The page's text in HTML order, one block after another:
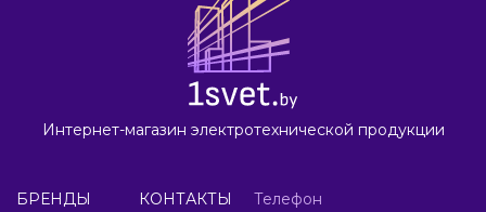
Интернет-магазин электротехнической продукции
БРЕНДЫ КОНТАКТЫ
Телефон